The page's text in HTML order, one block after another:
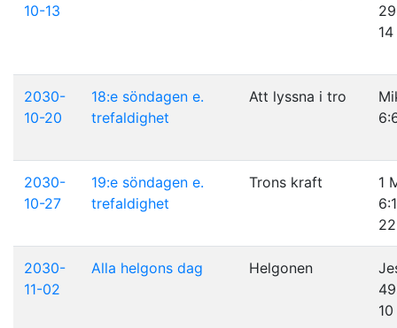
10-13
14
2030-
10-20
18:e söndagen e.
trefaldighet
Att lyssna i tro
2030-
10-27
19:e söndagen e.
trefaldighet
Trons kraft
1
22
2030-
11-02
Alla helgons dag Helgonen
10